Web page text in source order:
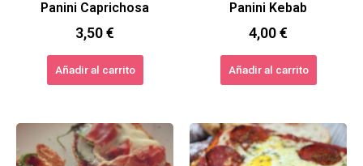
Panini Caprichosa
3,50€
Añadir al carrito
Panini Kebab
4,00€
Añadir al carrito